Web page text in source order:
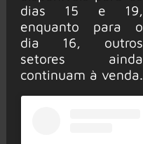
dias 15 e 19,
enquanto para o
dia 16, outros
setores ainda
continuam à venda.